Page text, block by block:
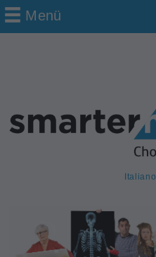
Italiano
Menü